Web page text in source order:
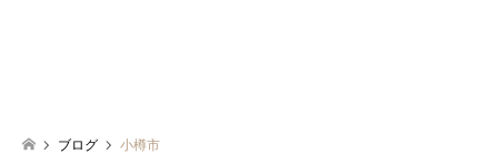
ブログ 小樽市